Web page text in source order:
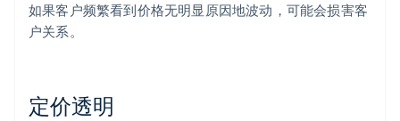
如果客户频繁看到价格无明显原因地波动，可能会损害客
户关系。
定价透明